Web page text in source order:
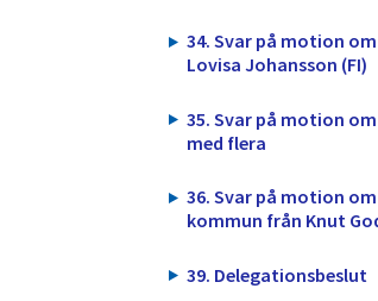
34. Svar på motion
Lovisa Johansson (FI)
35. Svar på motion
med flera
36. Svar på motion
kommun från Knut
39. Delegationsbeslut